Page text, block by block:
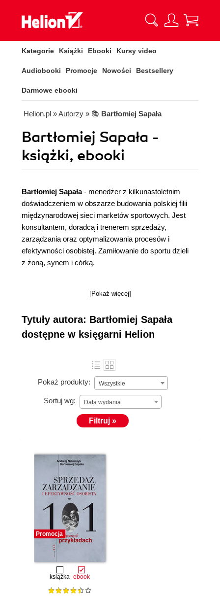
Kategorie Książki Ebooki Kursy video
Audiobooki Promocje Nowości Bestsellery
Darmowe ebooki
Helion.pl » Autorzy » 📚 Bartłomiej Sapała
Bartłomiej Sapała -
książki, ebooki
Bartłomiej Sapała- menedżer z kilkunastoletnim
doświadczeniem w obszarze budowania polskiej filii
międzynarodowej sieci marketów sportowych. Jest
konsultantem, doradcą i trenerem sprzedaży,
zarządzania oraz optymalizowania procesów i
efektywności osobistej. Zamiłowanie do sportu dzieli
z żoną, synem i córką.
[Pokaż więcej]
Tytuły autora: Bartłomiej Sapała
dostępne w księgarni Helion
Pokaż produkty: Wszystkie
Sortuj wg: Data wydania
Filtruj »
Promocja
książka ebook